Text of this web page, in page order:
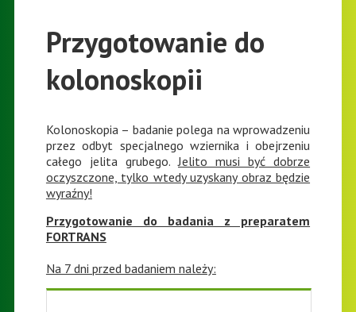
Przygotowanie do
kolonoskopii
Kolonoskopia – badanie polega na wprowadzeniu
przez odbyt specjalnego wziernika i obejrzeniu
całego jelita grubego.Jelito musi być dobrze
oczyszczone, tylko wtedy uzyskany obraz będzie
wyraźny!
Przygotowanie do badania z preparatem
FORTRANS
Na 7 dni przed badaniem należy: